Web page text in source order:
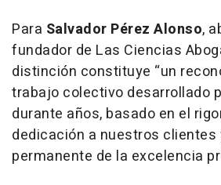
Para Salvador Pérez Alonso,
fundador de Las Ciencias
distinción constituye “un
trabajo colectivo desarrollado
durante años, basado en el
dedicación a nuestros clientes
permanente de la excelencia